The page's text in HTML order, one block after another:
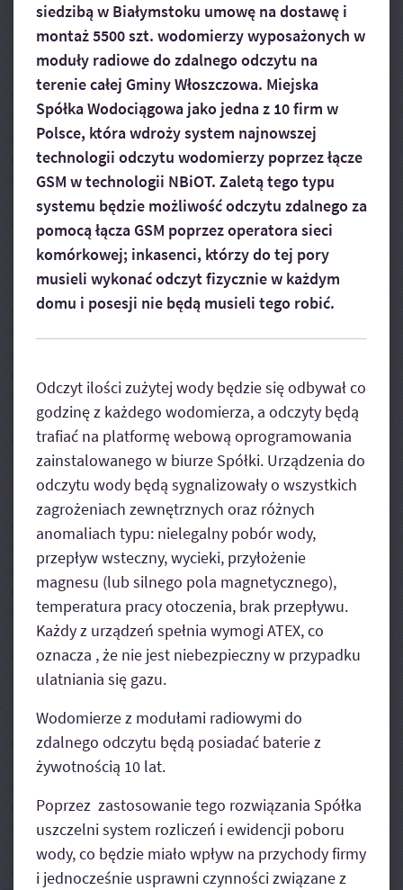
siedzibą w Białymstoku umowę na dostawę i
montaż 5500 szt. wodomierzy wyposażonych w
moduły radiowe do zdalnego odczytu na
terenie całej Gminy Włoszczowa. Miejska
Spółka Wodociągowa jako jedna z 10 firm w
Polsce, która wdroży system najnowszej
technologii odczytu wodomierzy poprzez łącze
GSM w technologii NBiOT. Zaletą tego typu
systemu będzie możliwość odczytu zdalnego za
pomocą łącza GSM poprzez operatora sieci
komórkowej; inkasenci, którzy do tej pory
musieli wykonać odczyt fizycznie w każdym
domu i posesji nie będą musieli tego robić.
Odczyt ilości zużytej wody będzie się odbywał co
godzinę z każdego wodomierza, a odczyty będą
trafiać na platformę webową oprogramowania
zainstalowanego w biurze Spółki. Urządzenia do
odczytu wody będą sygnalizowały o wszystkich
zagrożeniach zewnętrznych oraz różnych
anomaliach typu: nielegalny pobór wody,
przepływ wsteczny, wycieki, przyłożenie
magnesu (lub silnego pola magnetycznego),
temperatura pracy otoczenia, brak przepływu.
Każdy z urządzeń spełnia wymogi ATEX, co
oznacza , że nie jest niebezpieczny w przypadku
ulatniania się gazu.
Wodomierze z modułami radiowymi do
zdalnego odczytu będą posiadać baterie z
żywotnością 10 lat.
Poprzez zastosowanie tego rozwiązania Spółka
uszczelni system rozliczeń i ewidencji poboru
wody, co będzie miało wpływ na przychody firmy
i jednocześnie usprawni czynności związane z